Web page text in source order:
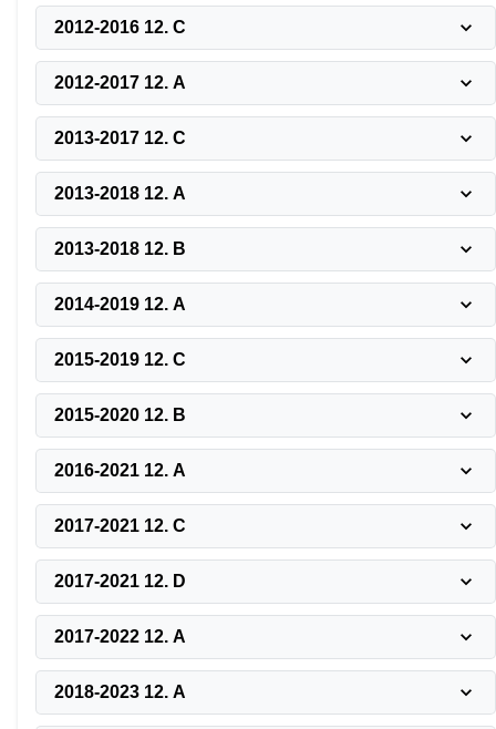
2012-2016 12. C
2012-2017 12. A
2013-2017 12. C
2013-2018 12. A
2013-2018 12. B
2014-2019 12. A
2015-2019 12. C
2015-2020 12. B
2016-2021 12. A
2017-2021 12. C
2017-2021 12. D
2017-2022 12. A
2018-2023 12. A